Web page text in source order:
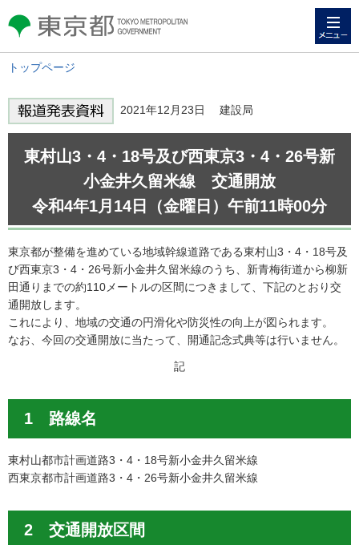
東京都 TOKYO METROPOLITAN
GOVERNMENT
トップページ
2021年12月23日 建設局
東村山3・4・18号及び西東京3・4・26号新
小金井久留米線 交通開放
令和4年1月14日（金曜日）午前11時00分
東京都が整備を進めている地域幹線道路である東村山3・4・18号及
び西東京3・4・26号新小金井久留米線のうち、新青梅街道から柳新
田通りまでの約110メートルの区間につきまして、下記のとおり交
通開放します。
これにより、地域の交通の円滑化や防災性の向上が図られます。
なお、今回の交通開放に当たって、開通記念式典等は行いません。
記
1 路線名
東村山都市計画道路3・4・18号新小金井久留米線
西東京都市計画道路3・4・26号新小金井久留米線
2 交通開放区間